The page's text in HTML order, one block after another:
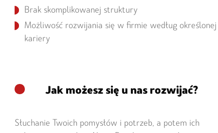
Brak skomplikowanej struktury
Możliwość rozwijania się w firmie według określonej
kariery
Jak możesz się u nas rozwijać?
Słuchanie Twoich pomysłów i potrzeb, a potem ich